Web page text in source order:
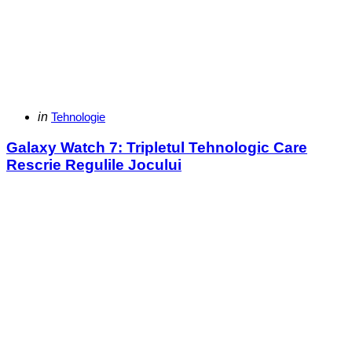
Categories
Posted
in Tehnologie
Galaxy Watch 7: Tripletul Tehnologic Care
Rescrie Regulile Jocului